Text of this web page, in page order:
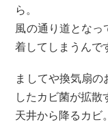
ら。
風の通り道とな
着してしまうんで
ましてや換気扇
したカビ菌が拡散
天井から降るカビ